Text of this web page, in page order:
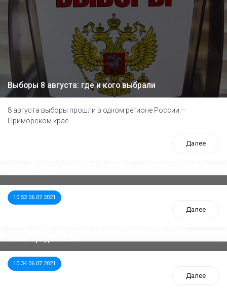
Выборы 8 августа: где и кого выбрали
8 августа выборы прошли в одном регионе России –
Приморском крае.
Далее
10:52 06.07.2021
Далее
10:34 06.07.2021
Далее